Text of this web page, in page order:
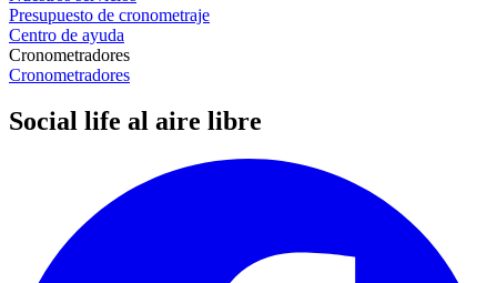
Presupuesto de cronometraje
Centro de ayuda
Cronometradores
Cronometradores
Social life al aire libre